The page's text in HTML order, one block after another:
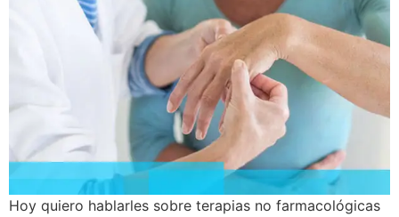
Hoy quiero hablarles sobre terapias no farmacológicas